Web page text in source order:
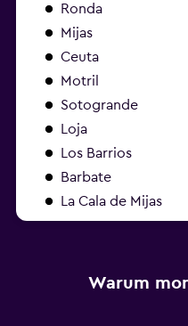
Ronda
Mijas
Ceuta
Motril
Sotogrande
Loja
Los Barrios
Barbate
La Cala de Mijas
Warum